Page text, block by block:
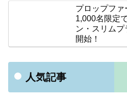
プロップファ
1,000名限定
ン・スリム
開始！
人気記事